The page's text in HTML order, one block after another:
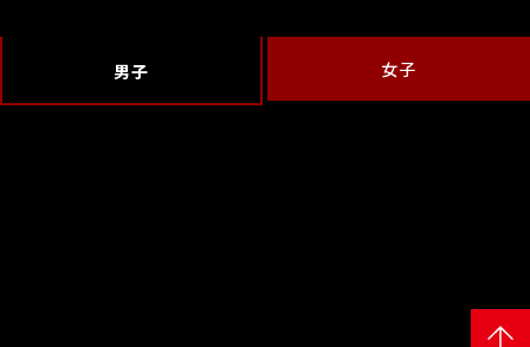
男子 女子